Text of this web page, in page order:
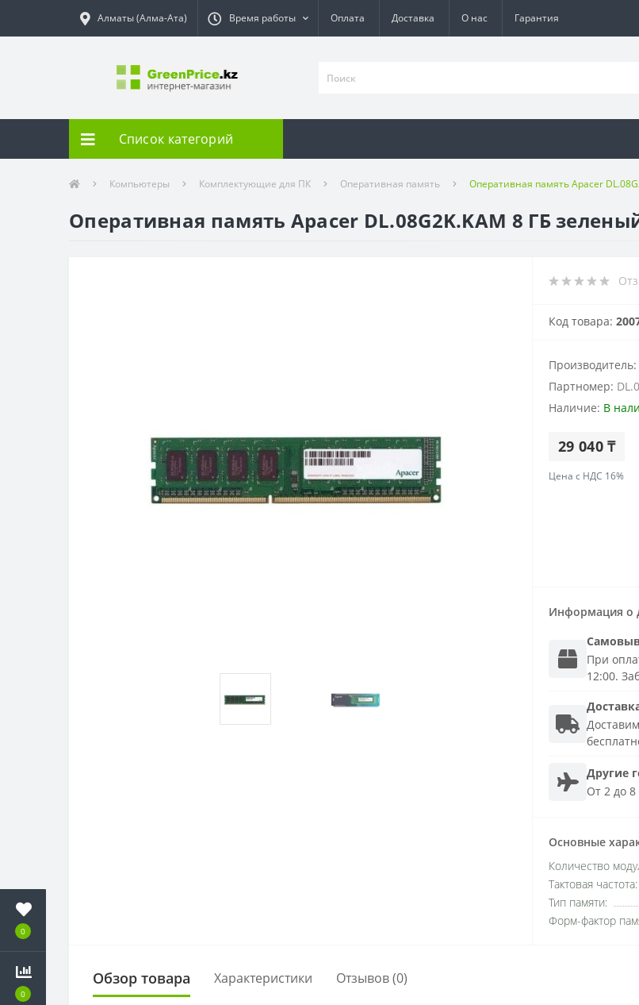
0
0
Алматы (Алма-Ата) Время работы Оплата Доставка О нас Гарантия
Список категорий
Компьютеры Комплектующие для ПК Оперативная память Оперативная память Apacer
Оперативная память Apacer DL.08G2K.KAM 8 ГБ
Код товара:
Производитель:
Партномер:
Наличие: В
29 040 ₸
Цена с НДС 16%
Информация о
При
12:00.
Другие
От 2 до
Основные
Количество
Тактовая частота:
Тип памяти:
Форм-фактор
Обзор товара Характеристики Отзывов (0)